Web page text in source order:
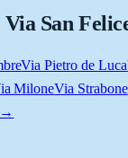
Via San
Via Pietro de Luca
MiloneVia Strabone
→